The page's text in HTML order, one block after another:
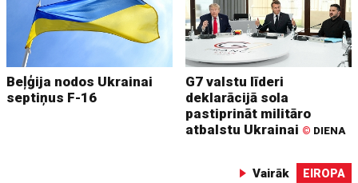
Beļģija nodos Ukrainai
septiņus F-16
G7 valstu līderi
deklarācijā sola
pastiprināt militāro
atbalstu Ukrainai © DIENA
Vairāk EIROPA